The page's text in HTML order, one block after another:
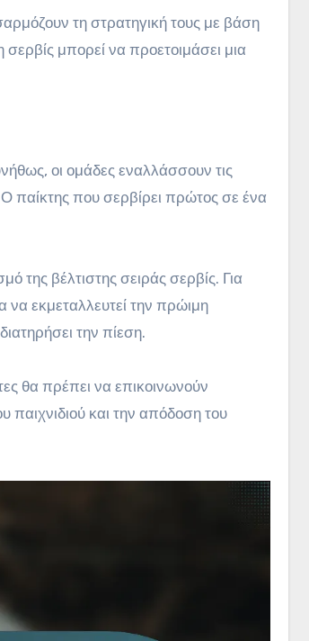
τη στρατηγική τους με βάση
μπορεί να προετοιμάσει μια
οι ομάδες εναλλάσσουν τις
παίκτης που σερβίρει πρώτος σε ένα
της βέλτιστης σειράς σερβίς. Για
να εκμεταλλευτεί την πρώιμη
την πίεση.
θα πρέπει να επικοινωνούν
παιχνιδιού και την απόδοση του